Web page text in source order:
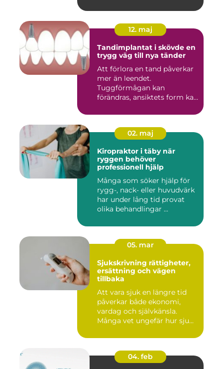
12. maj
Tandimplantat i skövde en
trygg väg till nya tänder
Att förlora en tand påverkar
mer än leendet.
Tuggförmågan kan
förändras, ansiktets form kan
02. maj
Kiropraktor i täby när
ryggen behöver
professionell hjälp
Många som söker hjälp för
rygg-, nack- eller huvudvärk
har under lång tid provat
olika behandlingar ...
05. mar
Sjukskrivning rättigheter,
ersättning och vägen
tillbaka
Att vara sjuk en längre tid
påverkar både ekonomi,
vardag och självkänsla.
Många vet ungefär hur sju...
04. feb